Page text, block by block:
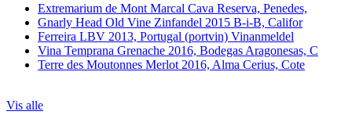
Extremarium de Mont Marcal Cava Reserva, Penedes,
Gnarly Head Old Vine Zinfandel 2015 B-i-B, Califor
Ferreira LBV 2013, Portugal (portvin) Vinanmeldel
Vina Temprana Grenache 2016, Bodegas Aragonesas, C
Terre des Moutonnes Merlot 2016, Alma Cerius, Cote
Vis alle